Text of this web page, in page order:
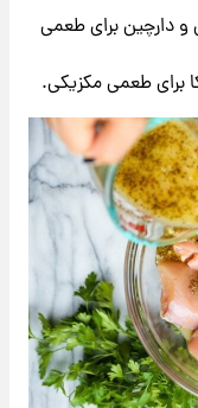
و دارچین برای طعمی
برای طعمی مکزیکی.